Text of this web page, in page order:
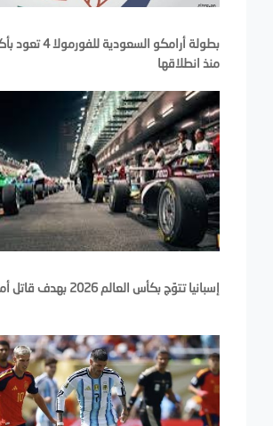
بطولة أرامكو
منذ انطلاقها
إسبانيا تتوّج بكأس العالم 2026 بهدف قاتل أمام الأرجنتين